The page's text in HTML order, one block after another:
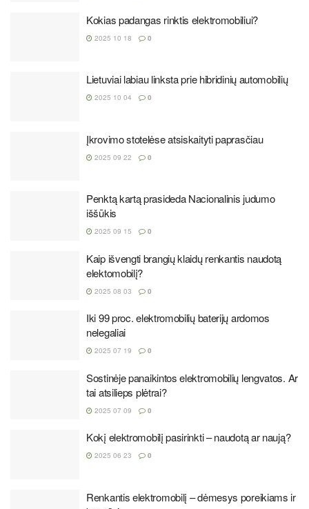
Kokias padangas rinktis elektromobiliui?
2025 10 18 0
Lietuviai labiau linksta prie hibridinių automobilių
2025 10 04 0
Įkrovimo stotelėse atsiskaityti paprasčiau
2025 09 22 0
Penktą kartą prasideda Nacionalinis judumo
iššūkis
2025 09 15 0
Kaip išvengti brangių klaidų renkantis naudotą
elektomobilį?
2025 08 03 0
Iki 99 proc. elektromobilių baterijų ardomos
nelegaliai
2025 07 19 0
Sostinėje panaikintos elektromobilių lengvatos. Ar
tai atsilieps plėtrai?
2025 07 09 0
Kokį elektromobilį pasirinkti – naudotą ar naują?
2025 06 23 0
Renkantis elektromobilį – dėmesys poreikiams ir